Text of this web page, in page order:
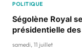
POLITIQUE
Ségolène Royal
présidentielle
samedi, 11 juillet